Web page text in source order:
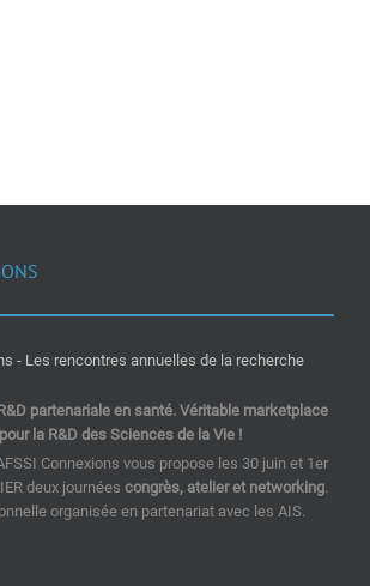
partenariale en santé. Véritable marketplace
la R&D des Sciences de la Vie !
Connexions vous propose les 30 juin et 1er
deux journées congrès, atelier et networking.
organisée en partenariat avec les AIS.